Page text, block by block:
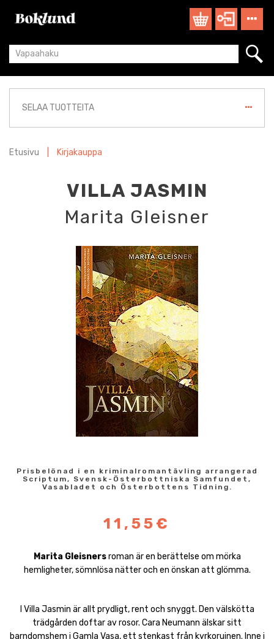
SELAA TUOTTEITA
Etusivu Kirjakauppa
VILLA JASMIN
Marita Gleisner
Prisbelönad i en kriminalromantävling arrangerad
Scriptum, Svensk-Österbottniska Samfundet,
Vasabladet och Österbottens Tidning.
11,55€
Marita Gleisnersroman är en berättelse om mörka
hemligheter, sömnlösa nätter och en önskan att glömma.
I Villa Jasmin är allt prydligt, rent och snyggt. Den välskötta
trädgården doftar av rosor. Cara Neumann älskar sitt
barndomshem i Gamla Vasa, ett stenkast från kyrkoruinen. Inne i